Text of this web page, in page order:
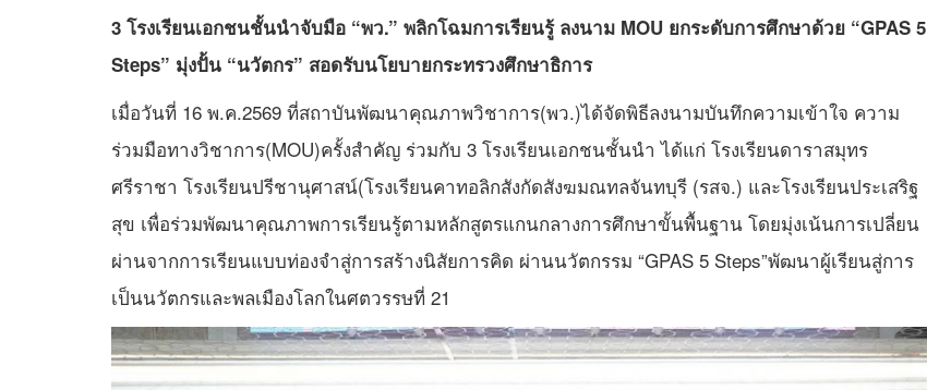
3 โรงเรียนเอกชนชั้นนำจับมือ “พว.” พลิกโฉมการเรียนรู้ ลงนาม MOU ยกระดับการศึกษาด้วย “GPAS 5
Steps” มุ่งปั้น “นวัตกร” สอดรับนโยบายกระทรวงศึกษาธิการ
เมื่อวันที่ 16 พ.ค.2569 ที่สถาบันพัฒนาคุณภาพวิชาการ(พว.)ได้จัดพิธีลงนามบันทึกความเข้าใจ ความ
ร่วมมือทางวิชาการ(MOU)ครั้งสำคัญ ร่วมกับ 3 โรงเรียนเอกชนชั้นนำ ได้แก่ โรงเรียนดาราสมุทร
ศรีราชา โรงเรียนปรีชานุศาสน์(โรงเรียนคาทอลิกสังกัดสังฆมณทลจันทบุรี (รสจ.) และโรงเรียนประเสริฐ
สุข เพื่อร่วมพัฒนาคุณภาพการเรียนรู้ตามหลักสูตรแกนกลางการศึกษาขั้นพื้นฐาน โดยมุ่งเน้นการเปลี่ยน
ผ่านจากการเรียนแบบท่องจำสู่การสร้างนิสัยการคิด ผ่านนวัตกรรม “GPAS 5 Steps”พัฒนาผู้เรียนสู่การ
เป็นนวัตกรและพลเมืองโลกในศตวรรษที่ 21